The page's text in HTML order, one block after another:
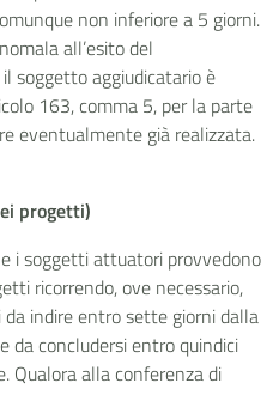
non inferiore a 5 giorni.
all’esito del
soggetto aggiudicatario è
163, comma 5, per la parte
eventualmente già realizzata.
progetti)
i soggetti attuatori provvedono
ricorrendo, ove necessario,
indire entro sette giorni dalla
da concludersi entro quindici
Qualora alla conferenza di